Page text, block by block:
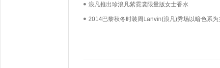
演绎
浪凡推出珍浪凡紫霓裳限量版女士香水
2014巴黎秋冬时装周Lanvin(浪凡)秀场以暗色系为